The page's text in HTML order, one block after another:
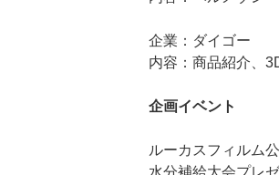
企業：ダイゴー
内容：商品紹介、
企画イベント
ルーカスフィルム
水分補給大会プレ